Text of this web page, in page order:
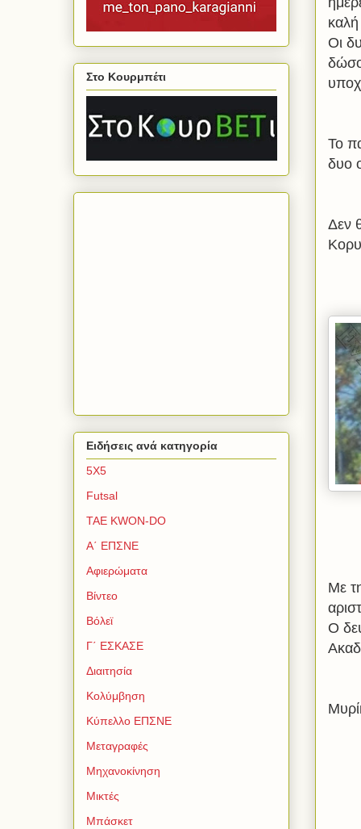
καλή
Οι
Το
δυο
Δεν
Με
Ο
Στο Κουρμπέτι
Ειδήσεις ανά κατηγορία
5Χ5
Futsal
TAE KWON-DO
Α΄ ΕΠΣΝΕ
Αφιερώματα
Βίντεο
Βόλεϊ
Γ΄ ΕΣΚΑΣΕ
Διαιτησία
Κολύμβηση
Κύπελλο ΕΠΣΝΕ
Μεταγραφές
Μηχανοκίνηση
Μικτές
Μπάσκετ